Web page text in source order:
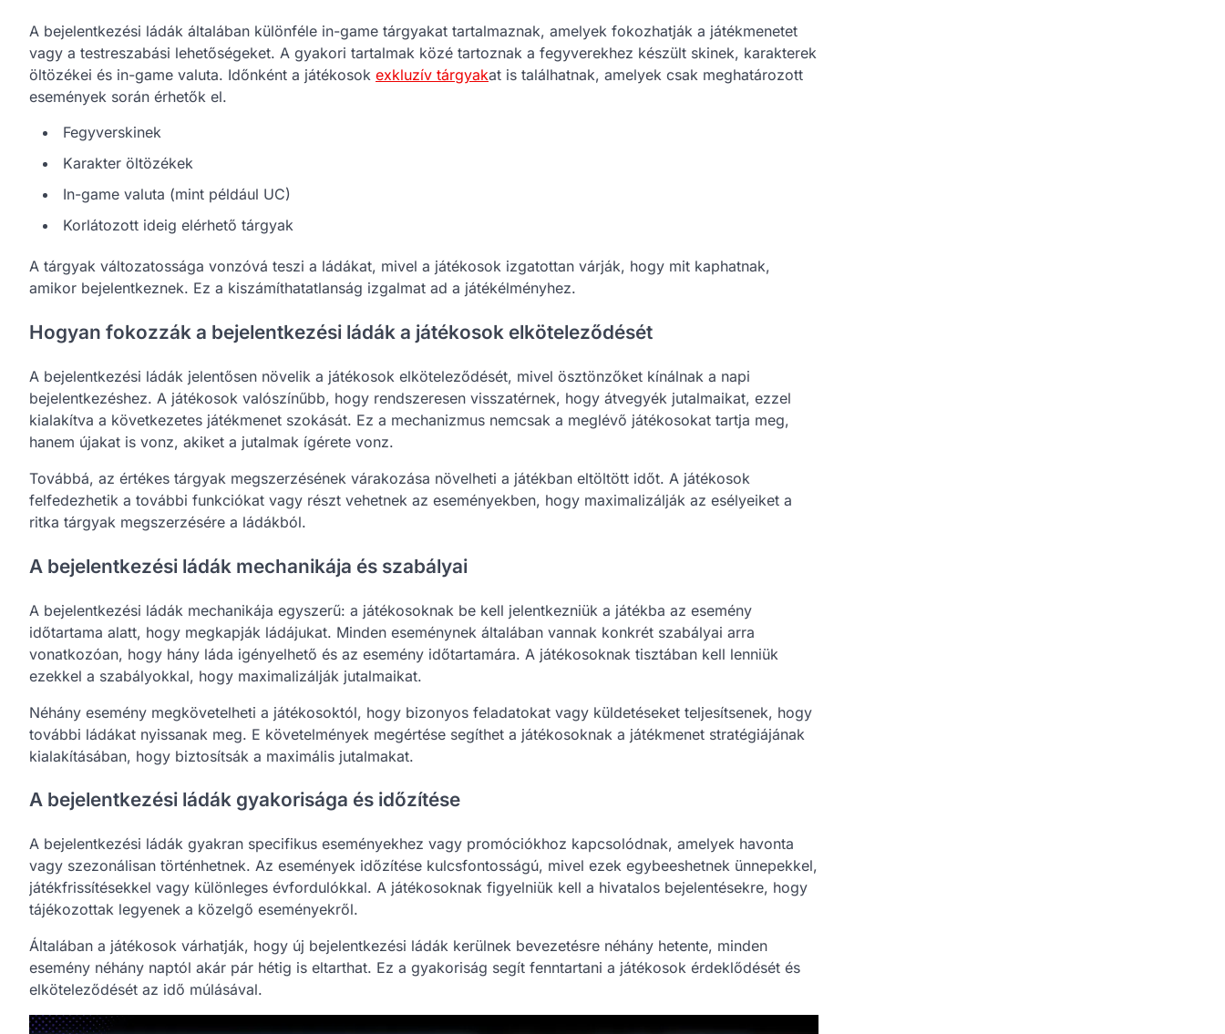
A bejelentkezési ládák általában különféle in-game tárgyakat tartalmaznak, amelyek fokozhatják a játékmenetet
vagy a testreszabási lehetőségeket. A gyakori tartalmak közé tartoznak a fegyverekhez készült skinek, karakterek
öltözékei és in-game valuta. Időnként a játékosok exkluzív tárgyakat is találhatnak, amelyek csak meghatározott
események során érhetők el.
Fegyverskinek
Karakter öltözékek
In-game valuta (mint például UC)
Korlátozott ideig elérhető tárgyak
A tárgyak változatossága vonzóvá teszi a ládákat, mivel a játékosok izgatottan várják, hogy mit kaphatnak,
amikor bejelentkeznek. Ez a kiszámíthatatlanság izgalmat ad a játékélményhez.
Hogyan fokozzák a bejelentkezési ládák a játékosok elköteleződését
A bejelentkezési ládák jelentősen növelik a játékosok elköteleződését, mivel ösztönzőket kínálnak a napi
bejelentkezéshez. A játékosok valószínűbb, hogy rendszeresen visszatérnek, hogy átvegyék jutalmaikat, ezzel
kialakítva a következetes játékmenet szokását. Ez a mechanizmus nemcsak a meglévő játékosokat tartja meg,
hanem újakat is vonz, akiket a jutalmak ígérete vonz.
Továbbá, az értékes tárgyak megszerzésének várakozása növelheti a játékban eltöltött időt. A játékosok
felfedezhetik a további funkciókat vagy részt vehetnek az eseményekben, hogy maximalizálják az esélyeiket a
ritka tárgyak megszerzésére a ládákból.
A bejelentkezési ládák mechanikája és szabályai
A bejelentkezési ládák mechanikája egyszerű: a játékosoknak be kell jelentkezniük a játékba az esemény
időtartama alatt, hogy megkapják ládájukat. Minden eseménynek általában vannak konkrét szabályai arra
vonatkozóan, hogy hány láda igényelhető és az esemény időtartamára. A játékosoknak tisztában kell lenniük
ezekkel a szabályokkal, hogy maximalizálják jutalmaikat.
Néhány esemény megkövetelheti a játékosoktól, hogy bizonyos feladatokat vagy küldetéseket teljesítsenek, hogy
további ládákat nyissanak meg. E követelmények megértése segíthet a játékosoknak a játékmenet stratégiájának
kialakításában, hogy biztosítsák a maximális jutalmakat.
A bejelentkezési ládák gyakorisága és időzítése
A bejelentkezési ládák gyakran specifikus eseményekhez vagy promóciókhoz kapcsolódnak, amelyek havonta
vagy szezonálisan történhetnek. Az események időzítése kulcsfontosságú, mivel ezek egybeeshetnek ünnepekkel,
játékfrissítésekkel vagy különleges évfordulókkal. A játékosoknak figyelniük kell a hivatalos bejelentésekre, hogy
tájékozottak legyenek a közelgő eseményekről.
Általában a játékosok várhatják, hogy új bejelentkezési ládák kerülnek bevezetésre néhány hetente, minden
esemény néhány naptól akár pár hétig is eltarthat. Ez a gyakoriság segít fenntartani a játékosok érdeklődését és
elköteleződését az idő múlásával.